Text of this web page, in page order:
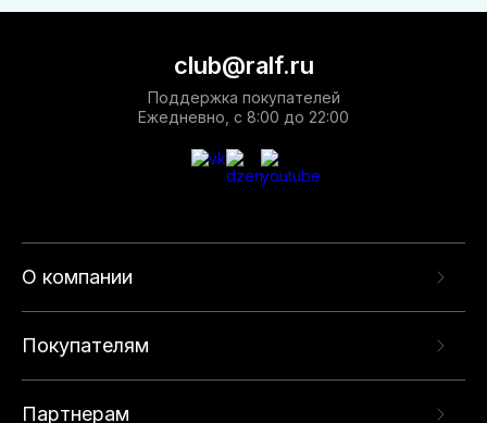
О компании
Покупателям
Партнерам
club@ralf.ru
Поддержка покупателей
Ежедневно, с 8:00 до 22:00